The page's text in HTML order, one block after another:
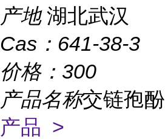
产地 湖北武汉
Cas： 641-38-3
价格： 300
产品名称交链孢酚
产品 >